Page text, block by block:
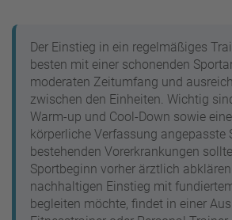
Der Einstieg in ein regelmäßiges
besten mit einer schonenden
moderaten Zeitumfang und
zwischen den Einheiten. Wichtig
Warm-up und Cool-Down sowie
körperliche Verfassung angepasste
bestehenden Vorerkrankungen
Sportbeginn vorher ärztlich
nachhaltigen Einstieg mit
begleiten möchte, findet in einer